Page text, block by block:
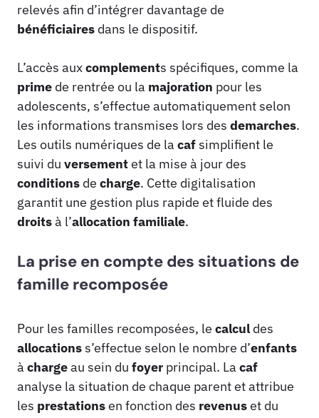
relevés afin d’intégrer davantage de
bénéficiaires dans le dispositif.
L’accès auxcomplements spécifiques, comme la
prime de rentrée ou la majoration pour les
adolescents, s’effectue automatiquement selon
les informations transmises lors des demarches.
Les outils numériques de la cafsimplifient le
suivi du versementet la mise à jour des
conditions de charge. Cette digitalisation
garantit une gestion plus rapide et fluide des
droitsà l’allocation familiale.
La prise en compte des situations de
famille recomposée
Pour les familles recomposées, le calcul des
allocationss’effectue selon le nombre d’enfants
à chargeau sein du foyer principal. La caf
analyse la situation de chaque parent et attribue
les prestationsen fonction des revenuset du